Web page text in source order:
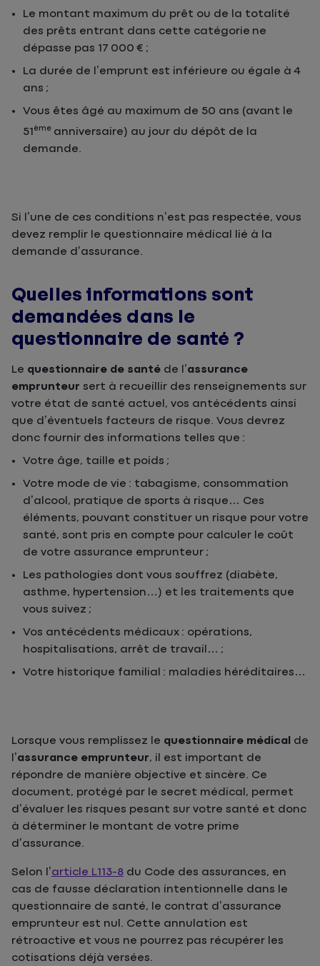
Le montant maximum du prêt ou de la totalité
des prêts entrant dans cette catégorie ne
dépasse pas 17 000 € ;
La durée de l’emprunt est inférieure ou égale à 4
ans ;
Vous êtes âgé au maximum de 50 ans (avant le
51ème anniversaire) au jour du dépôt de la
demande.
Si l’une de ces conditions n’est pas respectée, vous
devez remplir le questionnaire médical lié à la
demande d’assurance.
Quelles informations sont
demandées dans le
questionnaire de santé ?
Le questionnaire de santé de l’assurance
emprunteur sert à recueillir des renseignements sur
votre état de santé actuel, vos antécédents ainsi
que d’éventuels facteurs de risque. Vous devrez
donc fournir des informations telles que :
Votre âge, taille et poids ;
Votre mode de vie : tabagisme, consommation
d’alcool, pratique de sports à risque… Ces
éléments, pouvant constituer un risque pour votre
santé, sont pris en compte pour calculer le coût
de votre assurance emprunteur ;
Les pathologies dont vous souffrez (diabète,
asthme, hypertension…) et les traitements que
vous suivez ;
Vos antécédents médicaux : opérations,
hospitalisations, arrêt de travail… ;
Votre historique familial : maladies héréditaires…
Lorsque vous remplissez le questionnaire médical de
l’assurance emprunteur, il est important de
répondre de manière objective et sincère. Ce
document, protégé par le secret médical, permet
d’évaluer les risques pesant sur votre santé et donc
à déterminer le montant de votre prime
d’assurance.
Selon l’article L113-8 du Code des assurances, en
cas de fausse déclaration intentionnelle dans le
questionnaire de santé, le contrat d’assurance
emprunteur est nul. Cette annulation est
rétroactive et vous ne pourrez pas récupérer les
cotisations déjà versées.